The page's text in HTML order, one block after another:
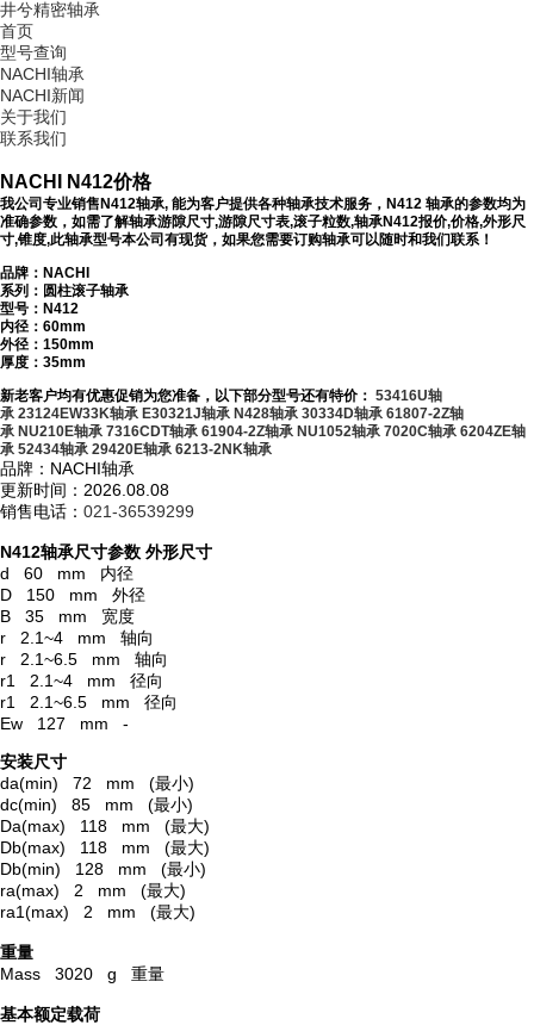
井兮精密轴承
首页
型号查询
NACHI轴承
NACHI新闻
关于我们
联系我们
NACHI N412价格
我公司专业销售N412轴承, 能为客户提供各种轴承技术服务，N412 轴承的参数均为
准确参数，如需了解轴承游隙尺寸,游隙尺寸表,滚子粒数,轴承N412报价,价格,外形尺
寸,锥度,此轴承型号本公司有现货，如果您需要订购轴承可以随时和我们联系！
品牌：NACHI
系列：圆柱滚子轴承
型号： N412
内径：60mm
外径：150mm
厚度：35mm
新老客户均有优惠促销为您准备，以下部分型号还有特价： 53416U轴
承 23124EW33K轴承 E30321J轴承 N428轴承 30334D轴承 61807-2Z轴
承 NU210E轴承 7316CDT轴承 61904-2Z轴承 NU1052轴承 7020C轴承 6204ZE轴
承 52434轴承 29420E轴承 6213-2NK轴承
品牌：NACHI轴承
更新时间：2026.08.08
销售电话： 021-36539299
N412轴承尺寸参数 外形尺寸
d 60 mm 内径
D 150 mm 外径
B 35 mm 宽度
r 2.1~4 mm 轴向
r 2.1~6.5 mm 轴向
r1 2.1~4 mm 径向
r1 2.1~6.5 mm 径向
Ew 127 mm -
安装尺寸
da(min) 72 mm (最小)
dc(min) 85 mm (最小)
Da(max) 118 mm (最大)
Db(max) 118 mm (最大)
Db(min) 128 mm (最小)
ra(max) 2 mm (最大)
ra1(max) 2 mm (最大)
重量
Mass 3020 g 重量
基本额定载荷